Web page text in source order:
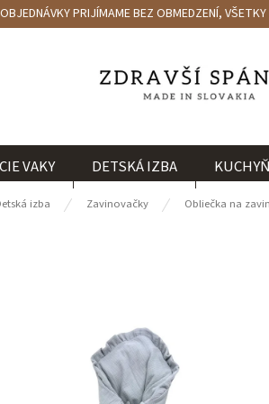
PRIJÍMAME BEZ OBMEDZENÍ,
VAKY DETSKÁ IZBA
izba Zavinovačky Obliečka na